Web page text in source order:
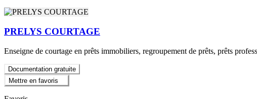
PRELYS COURTAGE
Enseigne de courtage en prêts immobiliers, regroupement de prêts, prêts
Documentation gratuite
Mettre en favoris